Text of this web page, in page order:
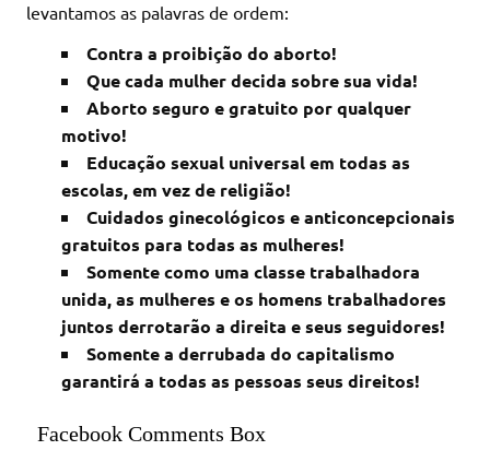
levantamos as palavras de ordem:
Contra a proibição do aborto!
Que cada mulher decida sobre sua vida!
Aborto seguro e gratuito por qualquer
motivo!
Educação sexual universal em todas as
escolas, em vez de religião!
Cuidados ginecológicos e anticoncepcionais
gratuitos para todas as mulheres!
Somente como uma classe trabalhadora
unida, as mulheres e os homens trabalhadores
juntos derrotarão a direita e seus seguidores!
Somente a derrubada do capitalismo
garantirá a todas as pessoas seus direitos!
Facebook Comments Box